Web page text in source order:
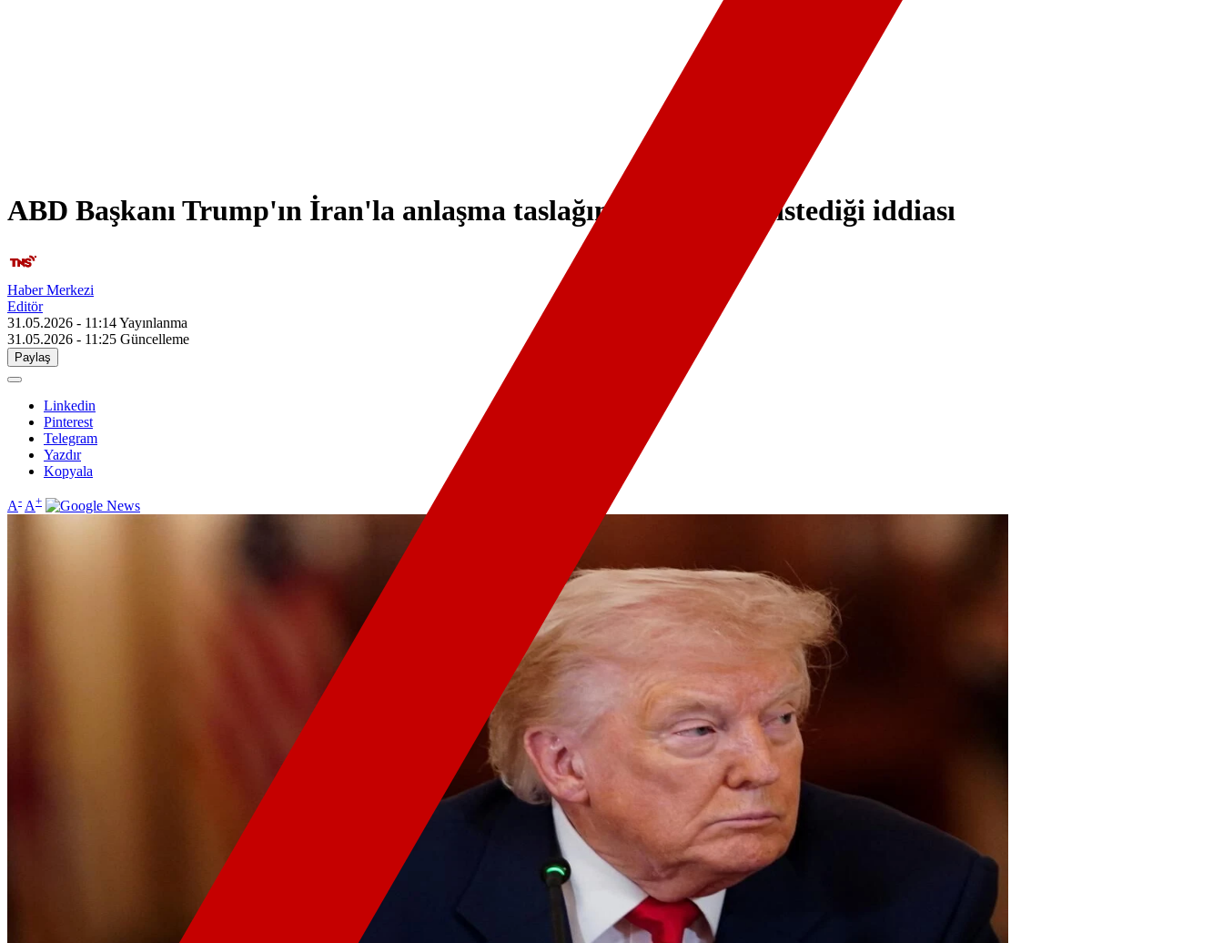
ABD Başkanı Trump'ın İran'la anlaşma taslağında değişiklik istediği iddiası
Haber Merkezi
Editör
31.05.2026 - 11:14Yayınlanma
31.05.2026 - 11:25 Güncelleme
Paylaş
Linkedin
Pinterest
Telegram
Yazdır
Kopyala
A- A+